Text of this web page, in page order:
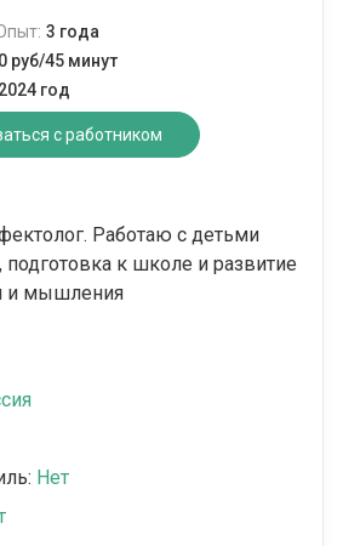
3 года
руб/45 минут
2024 год
с работником
Работаю с детьми
подготовка к школе и развитие
и мышления
Нет